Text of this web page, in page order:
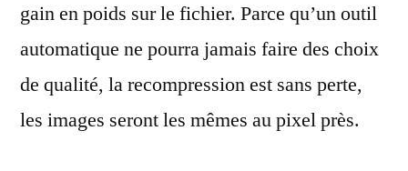
gain en poids sur le fichier. Parce qu’un outil
automatique ne pourra jamais faire des choix
de qualité, la recompression est sans perte,
les images seront les mêmes au pixel près.